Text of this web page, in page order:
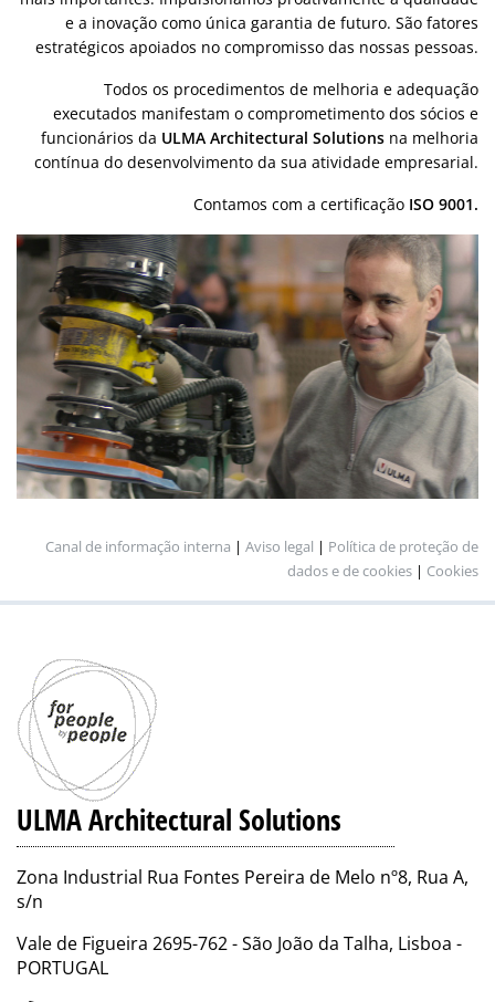
e a inovação como única garantia de futuro. São fatores
estratégicos apoiados no compromisso das nossas pessoas.
Todos os procedimentos de melhoria e adequação
executados manifestam o comprometimento dos sócios e
funcionários da ULMA Architectural Solutions na melhoria
contínua do desenvolvimento da sua atividade empresarial.
Contamos com a certificação ISO 9001.
Canal de informação interna | Aviso legal | Política de proteção de
dados e de cookies | Cookies
ULMA Architectural Solutions
Zona Industrial Rua Fontes Pereira de Melo nº8, Rua A,
s/n
Vale de Figueira 2695-762 - São João da Talha, Lisboa -
PORTUGAL